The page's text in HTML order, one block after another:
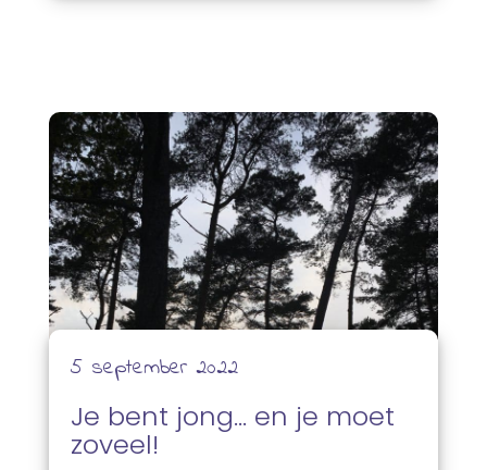
5 september 2022
Je bent jong… en je moet
zoveel!